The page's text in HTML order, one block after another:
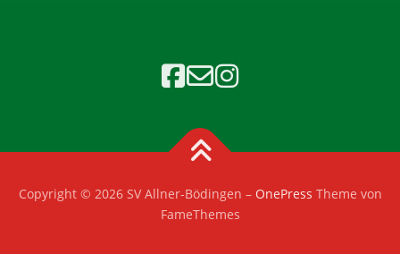
Copyright © 2026 SV Allner-Bödingen – OnePress Theme von
FameThemes